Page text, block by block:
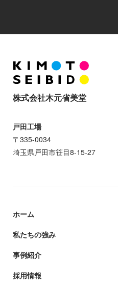
株式会社木元省美堂
戸田工場
〒335-0034
埼玉県戸田市笹目8-15-27
ホーム
私たちの強み
事例紹介
採用情報